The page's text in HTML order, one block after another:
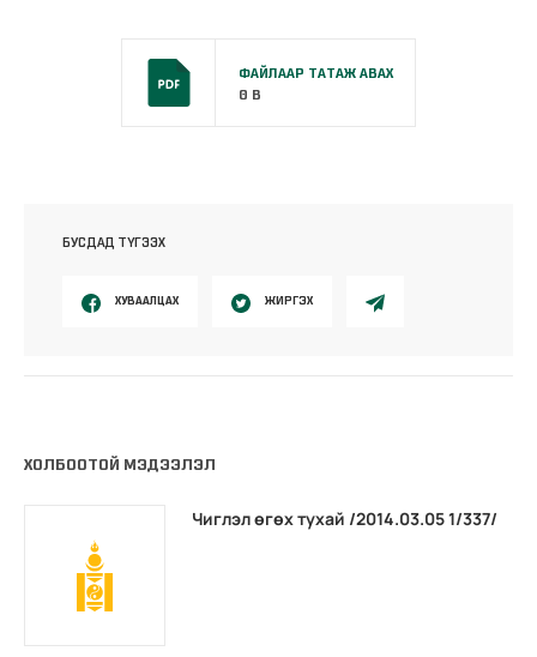
ФАЙЛААР ТАТАЖ АВАХ
0 B
БУСДАД ТҮГЭЭХ
ХУВААЛЦАХ ЖИРГЭХ
ХОЛБООТОЙ МЭДЭЭЛЭЛ
Чиглэл өгөх тухай /2014.03.05 1/337/